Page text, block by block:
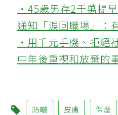
‧45歲男存2千萬提
通知「淚回職場」：
‧用千元手機、拒絕
中年後重視和放棄的
防曬 皮膚 保溼